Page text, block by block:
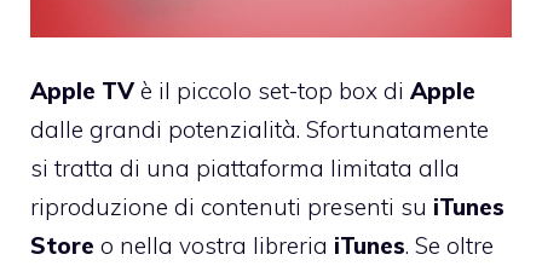
Apple TV è il piccolo set-top box di Apple
dalle grandi potenzialità. Sfortunatamente
si tratta di una piattaforma limitata alla
riproduzione di contenuti presenti su iTunes
Store o nella vostra libreria iTunes. Se oltre